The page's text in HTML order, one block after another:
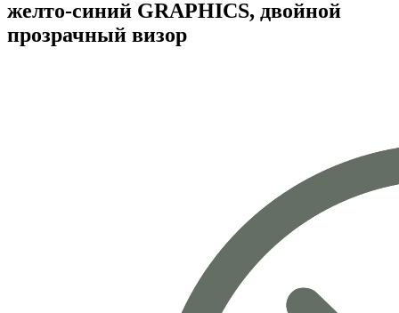
желто-синий GRAPHICS, двойной
прозрачный визор